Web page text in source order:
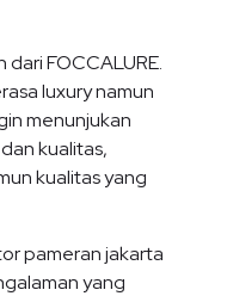
FOCCALURE.
luxury namun
menunjukan
kualitas,
kualitas yang
pameran jakarta
yang